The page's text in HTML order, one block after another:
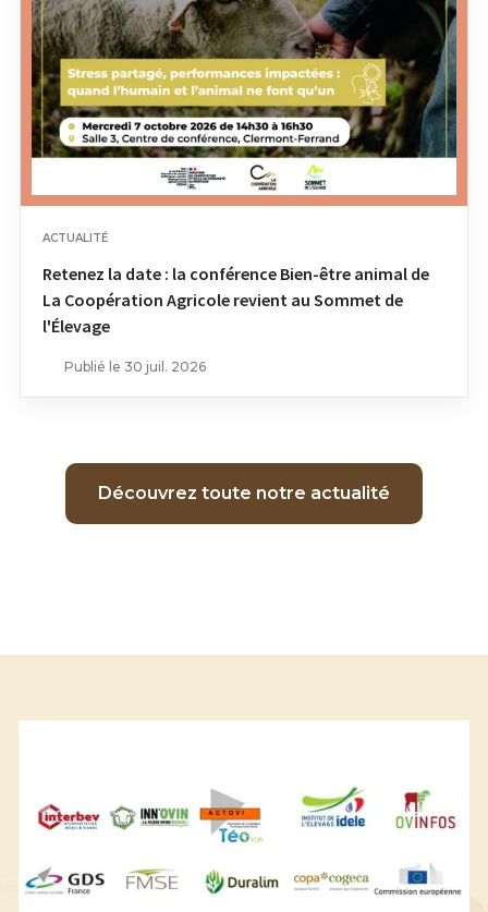
ACTUALITÉ
Retenez la date : la conférence Bien-être animal de
La Coopération Agricole revient au Sommet de
l'Élevage
Publié le 30 juil. 2026
Découvrez toute notre actualité